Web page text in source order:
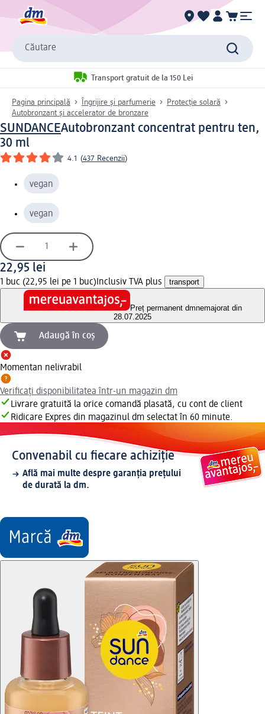
Căutare
Transport gratuit de la 150 Lei
Pagina principală Îngrijire și parfumerie
Protecție solară
Autobronzant și accelerator de bronzare
SUNDANCEAutobronzant concentrat pentru ten,
30 ml
4.1 (437 Recenzii)
vegan
vegan
22,95 lei
1 buc (22,95 lei pe 1 buc) Inclusiv TVA plus transport
Preț permanent dmnemajorat din
28.07.2025
Adaugă în coș
Momentan nelivrabil
Verificați disponibilitatea într-un magazin dm
Livrare gratuită la orice comandă plasată, cu cont de client
Ridicare Expres din magazinul dm selectat în 60 minute.
Convenabil cu fiecare achiziție
Află mai multe despre garanția prețului
de durată la dm.